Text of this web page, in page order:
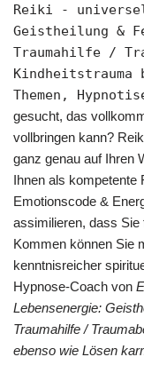
Reiki -
Geistheilung &
Traumahilfe /
Kindheitstrauma
Themen,
gesucht, das
vollbringen kann?
ganz genau auf Ihren
Ihnen als kompetente
Emotionscode &
assimilieren, dass
Kommen können Sie
kenntnisreicher
Hypnose-Coach von
Lebensenergie:
Traumahilfe /
ebenso wie Lösen